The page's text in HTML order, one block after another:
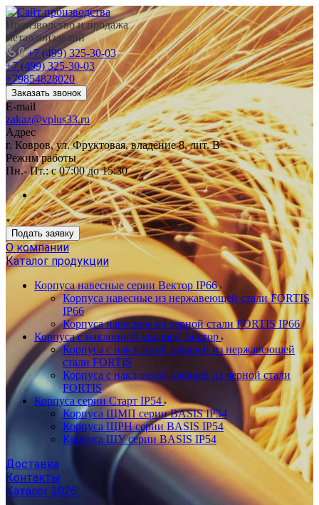
Производство и продажа
металлоизделий
+7 (499) 325-30-03
+7 (499) 325-30-03
+79854828020
Заказать звонок
E-mail
zakaz@vplus33.ru
Адрес
г. Ковров, ул. Фруктовая, владение 8, лит. В
Режим работы
Пн.- Пт.: с 07:00 до 15:30
Подать заявку
О компании
Каталог продукции
Корпуса навесные серии Вектор IP66
Корпуса навесные из нержавеющей стали FORTIS
IP66
Корпуса навесные из черной стали FORTIS IP66
Корпуса с наклонной крышей Вектор
Корпуса с наклонной крышей из нержавеющей
стали FORTIS
Корпуса с наклонной крышей из черной стали
FORTIS
Корпуса серии Старт IP54
Корпуса ЩМП серии BASIS IP54
Корпуса ЩРН серии BASIS IP54
Корпуса ЩУ серии BASIS IP54
Доставка
Контакты
Каталог 2026